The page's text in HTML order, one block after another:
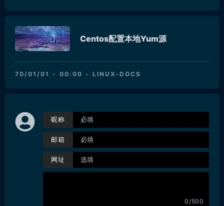
Centos配置本地Yum源
70/01/01 00:00 LINUX-DOCS
昵称
邮箱
网址
0/500